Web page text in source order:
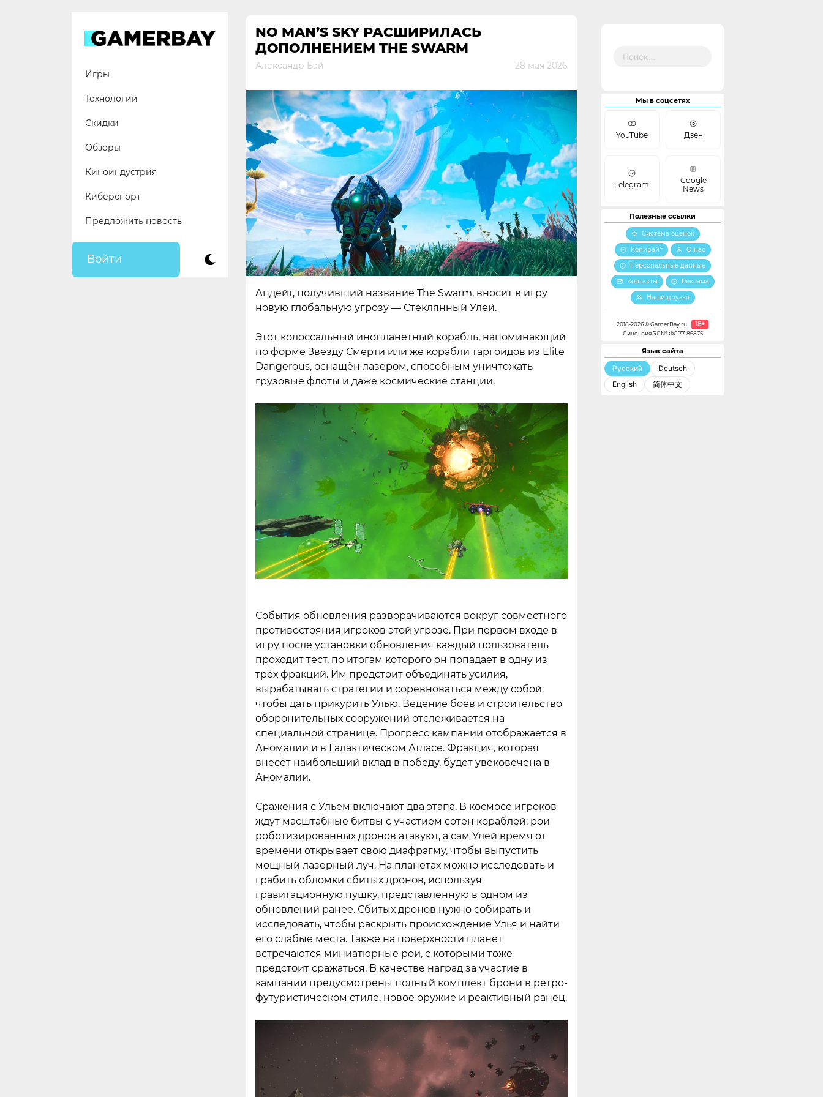
Игры
Технологии
Скидки
Обзоры
Киноиндустрия
Киберспорт
Предложить новость
Войти
NO MAN’S SKY РАСШИРИЛАСЬ
ДОПОЛНЕНИЕМ THE SWARM
Александр Бэй 28 мая 2026
Апдейт, получивший название The Swarm, вносит в игру
новую глобальную угрозу — Стеклянный Улей.
Этот колоссальный инопланетный корабль, напоминающий
по форме Звезду Смерти или же корабли таргоидов из Elite
Dangerous, оснащён лазером, способным уничтожать
грузовые флоты и даже космические станции.
События обновления разворачиваются вокруг совместного
противостояния игроков этой угрозе. При первом входе в
игру после установки обновления каждый пользователь
проходит тест, по итогам которого он попадает в одну из
трёх фракций. Им предстоит объединять усилия,
вырабатывать стратегии и соревноваться между собой,
чтобы дать прикурить Улью. Ведение боёв и строительство
оборонительных сооружений отслеживается на
специальной странице. Прогресс кампании отображается в
Аномалии и в Галактическом Атласе. Фракция, которая
внесёт наибольший вклад в победу, будет увековечена в
Аномалии.
Сражения с Ульем включают два этапа. В космосе игроков
ждут масштабные битвы с участием сотен кораблей: рои
роботизированных дронов атакуют, а сам Улей время от
времени открывает свою диафрагму, чтобы выпустить
мощный лазерный луч. На планетах можно исследовать и
грабить обломки сбитых дронов, используя
гравитационную пушку, представленную в одном из
обновлений ранее. Сбитых дронов нужно собирать и
исследовать, чтобы раскрыть происхождение Улья и найти
его слабые места. Также на поверхности планет
встречаются миниатюрные рои, с которыми тоже
предстоит сражаться. В качестве наград за участие в
кампании предусмотрены полный комплект брони в ретро-
футуристическом стиле, новое оружие и реактивный ранец.
Мы в соцсетях
YouTube Дзен
Telegram
Google
News
Полезные ссылки
Система оценок
Копирайт
О нас
Персональные данные
Контакты
Реклама
Наши друзья
2018-2026 © GamerBay.ru 18+
Лицензия ЭЛ№ ФС 77-86875
Язык сайта
Русский
Deutsch
English
简体中文